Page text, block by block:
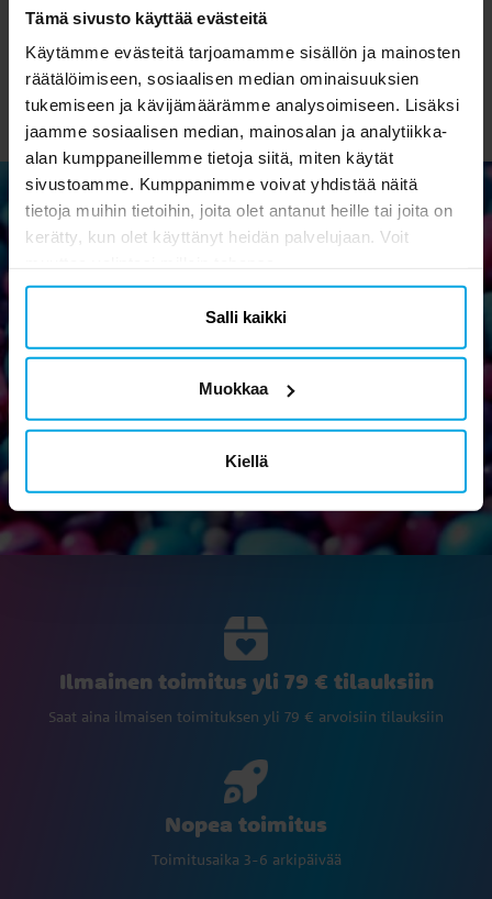
Tämä sivusto käyttää evästeitä
Käytämme evästeitä tarjoamamme sisällön ja mainosten
räätälöimiseen, sosiaalisen median ominaisuuksien
tukemiseen ja kävijämäärämme analysoimiseen. Lisäksi
jaamme sosiaalisen median, mainosalan ja analytiikka-
alan kumppaneillemme tietoja siitä, miten käytät
sivustoamme. Kumppanimme voivat yhdistää näitä
tietoja muihin tietoihin, joita olet antanut heille tai joita on
kerätty, kun olet käyttänyt heidän palvelujaan. Voit
Salli kaikki
Muokkaa
Kiellä
kampanjoihin ja tarjouksiin.
Ok
Ilmainen toimitus yli 79 € tilauksiin
Saat aina ilmaisen toimituksen yli 79 € arvoisiin tilauksiin
Nopea toimitus
Toimitusaika 3-6 arkipäivää